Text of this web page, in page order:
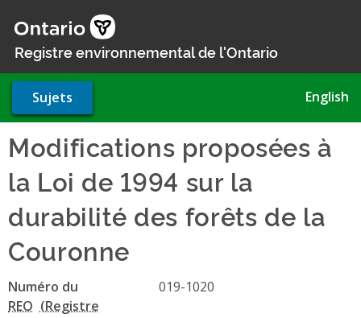
au
contenu
Registre environnemental de l'Ontario
Sujets English
Modifications proposées à
la Loi de 1994 sur la
durabilité des forêts de la
Couronne
Numéro du
REO
019-1020